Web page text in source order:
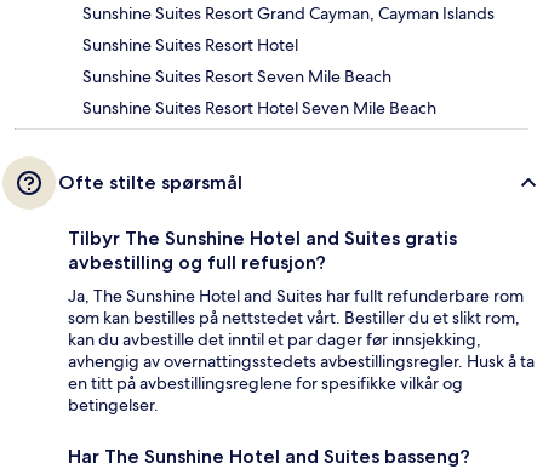
Sunshine Suites Resort Grand Cayman, Cayman Islands
Sunshine Suites Resort Hotel
Sunshine Suites Resort Seven Mile Beach
Sunshine Suites Resort Hotel Seven Mile Beach
Ofte stilte spørsmål
Tilbyr The Sunshine Hotel and Suites gratis
avbestilling og full refusjon?
Ja, The Sunshine Hotel and Suites har fullt refunderbare rom
som kan bestilles på nettstedet vårt. Bestiller du et slikt rom,
kan du avbestille det inntil et par dager før innsjekking,
avhengig av overnattingsstedets avbestillingsregler. Husk å ta
en titt på avbestillingsreglene for spesifikke vilkår og
betingelser.
Har The Sunshine Hotel and Suites basseng?